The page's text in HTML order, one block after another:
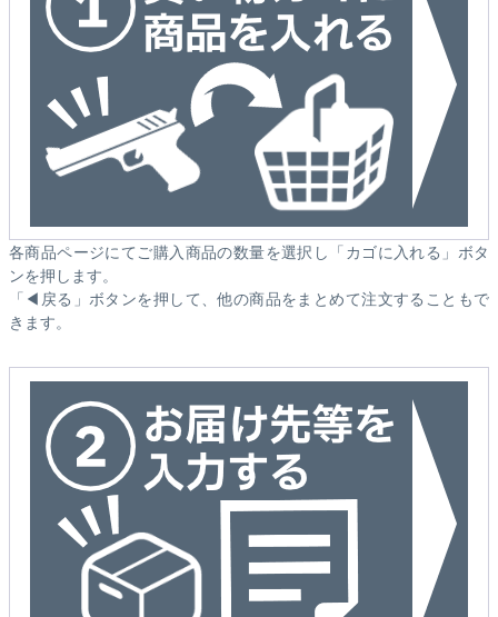
各商品ページにてご購入商品の数量を選択し「カゴに入れる」ボタ
ンを押します。
「◀戻る」ボタンを押して、他の商品をまとめて注文することもで
きます。